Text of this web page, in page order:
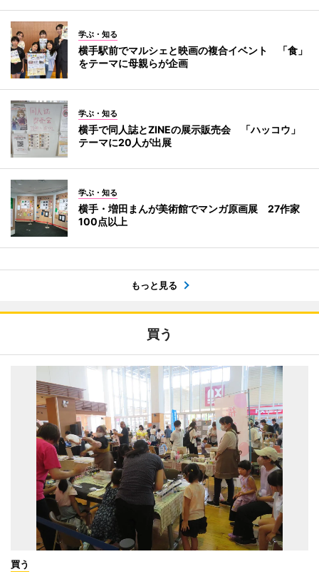
学ぶ・知る
横手駅前でマルシェと映画の複合イベント 「食」
をテーマに母親らが企画
学ぶ・知る
横手で同人誌とZINEの展示販売会 「ハッコウ」
テーマに20人が出展
学ぶ・知る
横手・増田まんが美術館でマンガ原画展 27作家
100点以上
もっと見る
買う
買う